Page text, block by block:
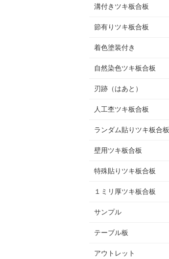
溝付きツキ板合板
節有りツキ板合板
着色塗装付き
自然染色ツキ板合板
刃跡（はあと）
人工杢ツキ板合板
ランダム貼りツキ板合板
壁用ツキ板合板
特殊貼りツキ板合板
１ミリ厚ツキ板合板
サンプル
テーブル板
アウトレット